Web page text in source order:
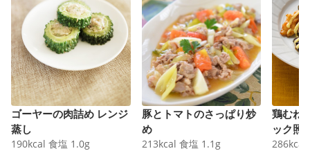
ゴーヤーの肉詰め レンジ
蒸し
190kcal 食塩 1.0g
豚とトマトのさっぱり炒
め
213kcal 食塩 1.1 g
鶏むね
ック照
286kcal